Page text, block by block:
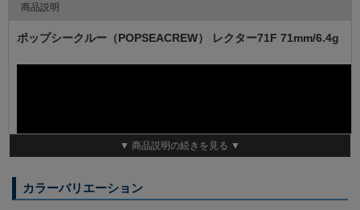
商品説明
ポップシークルー（POPSEACREW） レクター71F 71mm/6.4g
▼ 商品説明の続きを見る ▼
カラーバリエーション